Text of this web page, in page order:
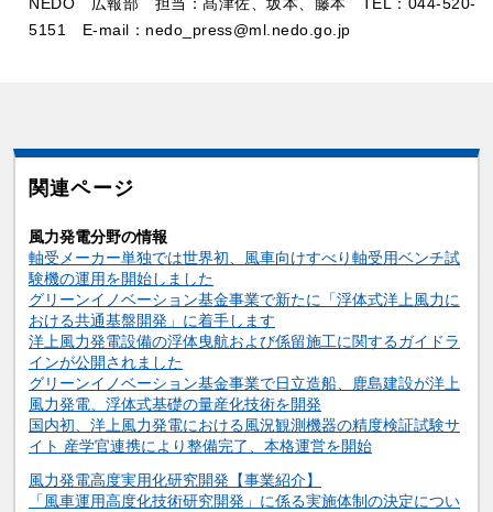
5151 E-mail：nedo_press@ml.nedo.go.jp
関連ページ
風力発電分野の情報
軸受メーカー単独では世界初、風車向けすべり軸受用ベンチ試
験機の運用を開始しました
グリーンイノベーション基金事業で新たに「浮体式洋上風力に
おける共通基盤開発」に着手します
洋上風力発電設備の浮体曳航および係留施工に関するガイドラ
インが公開されました
グリーンイノベーション基金事業で日立造船、鹿島建設が洋上
風力発電、浮体式基礎の量産化技術を開発
国内初、洋上風力発電における風況観測機器の精度検証試験サ
イト 産学官連携により整備完了、本格運営を開始
関連情報
風力発電高度実用化研究開発【事業紹介】
「風車運用高度化技術研究開発」に係る実施体制の決定につい